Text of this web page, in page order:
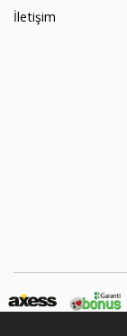
İletişim